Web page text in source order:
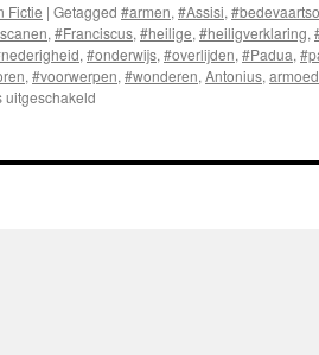
Fictie | Getagged #armen, #Assisi,
, #Franciscus, #heilige, #heiligverklaring,
, #onderwijs, #overlijden, #Padua,
, #voorwerpen, #wonderen, Antonius,
uitgeschakeld
Padua